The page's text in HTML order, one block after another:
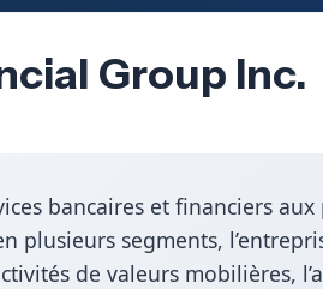
Group Inc.
bancaires et financiers
plusieurs segments,
de valeurs mobilières,